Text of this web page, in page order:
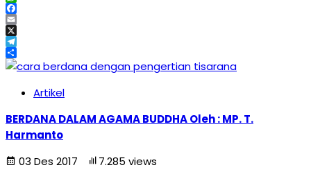
WhatsApp
Facebook
Email
X
Telegram
Share
Artikel
BERDANA DALAM AGAMA BUDDHA Oleh : MP. T.
Harmanto
03 Des 2017
7.285 views